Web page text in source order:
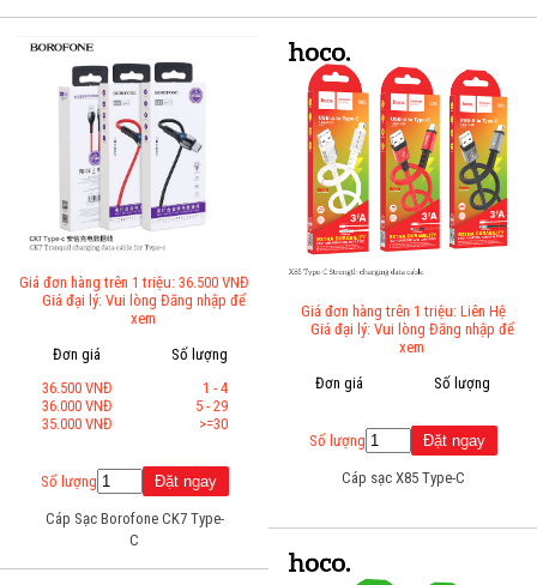
Giá đơn hàng trên 1 triệu: 36.500 VNĐ
Giá đại lý: Vui lòng Đăng nhập để
xem
Đơn giá
36.500 VNĐ
36.000 VNĐ
35.000 VNĐ
Số lượng
1 - 4
5 - 29
>=30
Số lượng
Cáp Sạc Borofone CK7 Type-
C
Giá đơn hàng trên 1 triệu: Liên Hệ
Giá đại lý: Vui lòng Đăng nhập để
xem
Đơn giá
Số lượng
Số lượng
Cáp sạc X85 Type-C